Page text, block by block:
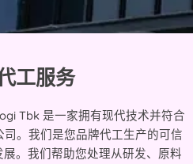
工服务
Tbk 是一家拥有现代技术并符合
。我们是您品牌代工生产的可信
。我们帮助您处理从研发、原料